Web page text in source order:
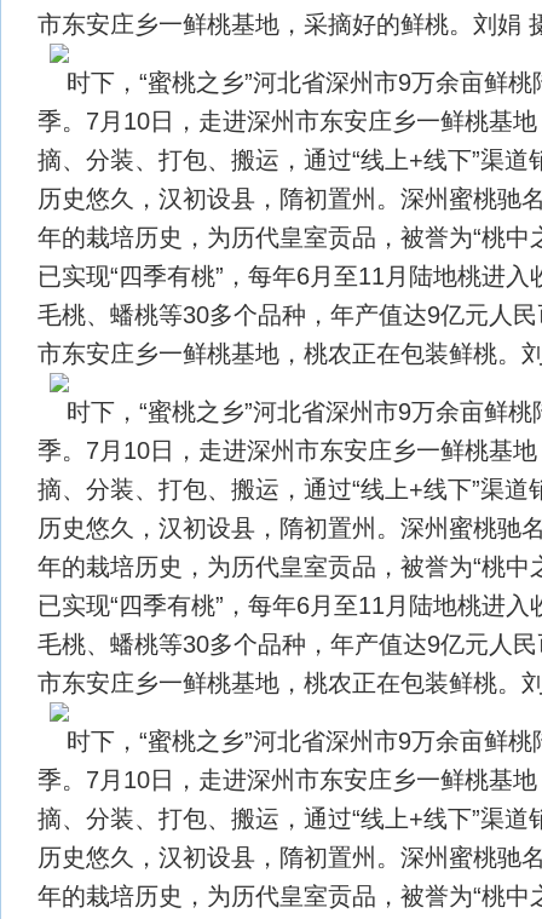
市东安庄乡一鲜桃基地，采摘好的鲜桃。刘娟
时下，“蜜桃之乡”河北省深州市9万余亩鲜
季。7月10日，走进深州市东安庄乡一鲜桃基
摘、分装、打包、搬运，通过“线上+线下”渠道
历史悠久，汉初设县，隋初置州。深州蜜桃驰
年的栽培历史，为历代皇室贡品，被誉为“桃中
已实现“四季有桃”，每年6月至11月陆地桃进
毛桃、蟠桃等30多个品种，年产值达9亿元人
市东安庄乡一鲜桃基地，桃农正在包装鲜桃。
时下，“蜜桃之乡”河北省深州市9万余亩鲜
季。7月10日，走进深州市东安庄乡一鲜桃基
摘、分装、打包、搬运，通过“线上+线下”渠道
历史悠久，汉初设县，隋初置州。深州蜜桃驰
年的栽培历史，为历代皇室贡品，被誉为“桃中
已实现“四季有桃”，每年6月至11月陆地桃进
毛桃、蟠桃等30多个品种，年产值达9亿元人
市东安庄乡一鲜桃基地，桃农正在包装鲜桃。
时下，“蜜桃之乡”河北省深州市9万余亩鲜
季。7月10日，走进深州市东安庄乡一鲜桃基
摘、分装、打包、搬运，通过“线上+线下”渠道
历史悠久，汉初设县，隋初置州。深州蜜桃驰
年的栽培历史，为历代皇室贡品，被誉为“桃中